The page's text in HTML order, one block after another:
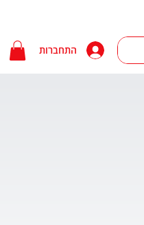
התחברות